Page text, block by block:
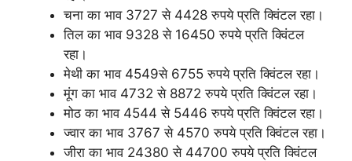
चना का भाव 3727 से 4428 रुपये प्रति क्विंटल रहा।
तिल का भाव 9328 से 16450 रुपये प्रति क्विंटल
रहा।
मेथी का भाव 4549से 6755 रुपये प्रति क्विंटल रहा।
मूंग का भाव 4732 से 8872 रुपये प्रति क्विंटल रहा।
मोठ का भाव 4544 से 5446 रुपये प्रति क्विंटल रहा।
ज्वार का भाव 3767 से 4570 रुपये प्रति क्विंटल रहा।
जीरा का भाव 24380 से 44700 रुपये प्रति क्विंटल